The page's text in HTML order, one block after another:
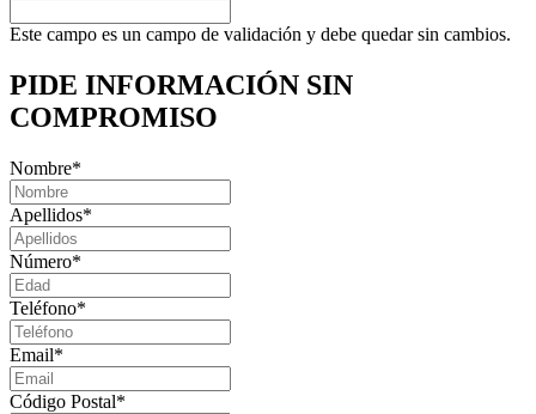
Este campo es un campo de validación y debe quedar sin cambios.
PIDE INFORMACIÓN SIN
COMPROMISO
Nombre*
Apellidos*
Número*
Teléfono*
Email*
Código Postal*